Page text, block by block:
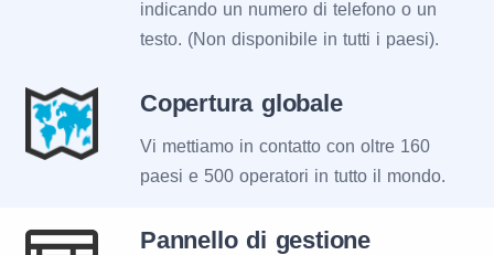
indicando un numero di telefono o un
testo. (Non disponibile in tutti i paesi).
Copertura globale
Vi mettiamo in contatto con oltre 160
paesi e 500 operatori in tutto il mondo.
Pannello di gestione